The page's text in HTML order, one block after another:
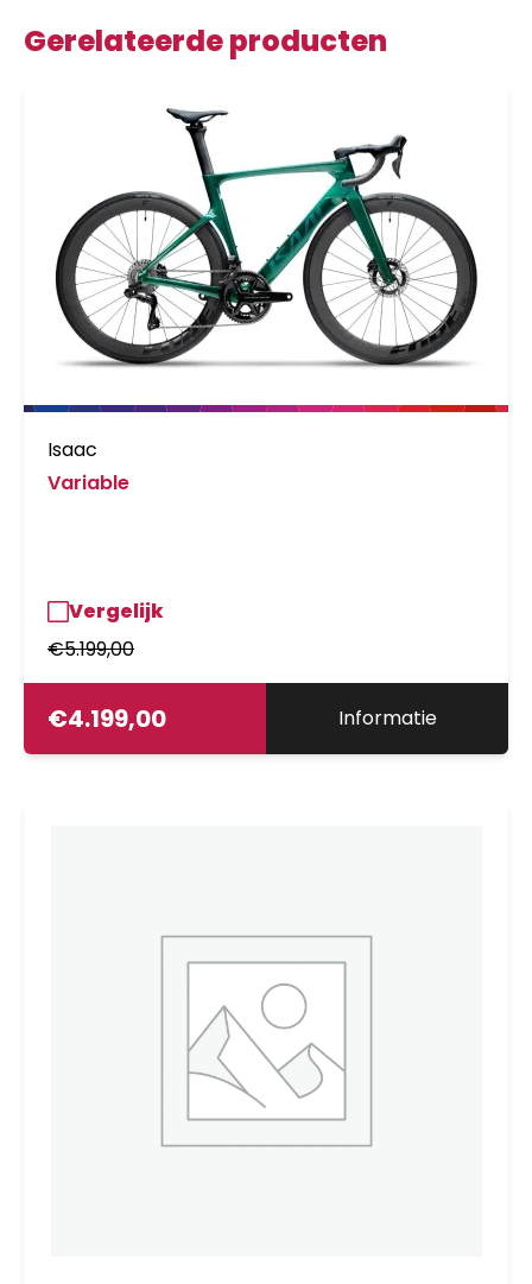
Gerelateerde producten
Isaac
Variable
Vergelijk
€5.199,00
€4.199,00 Informatie